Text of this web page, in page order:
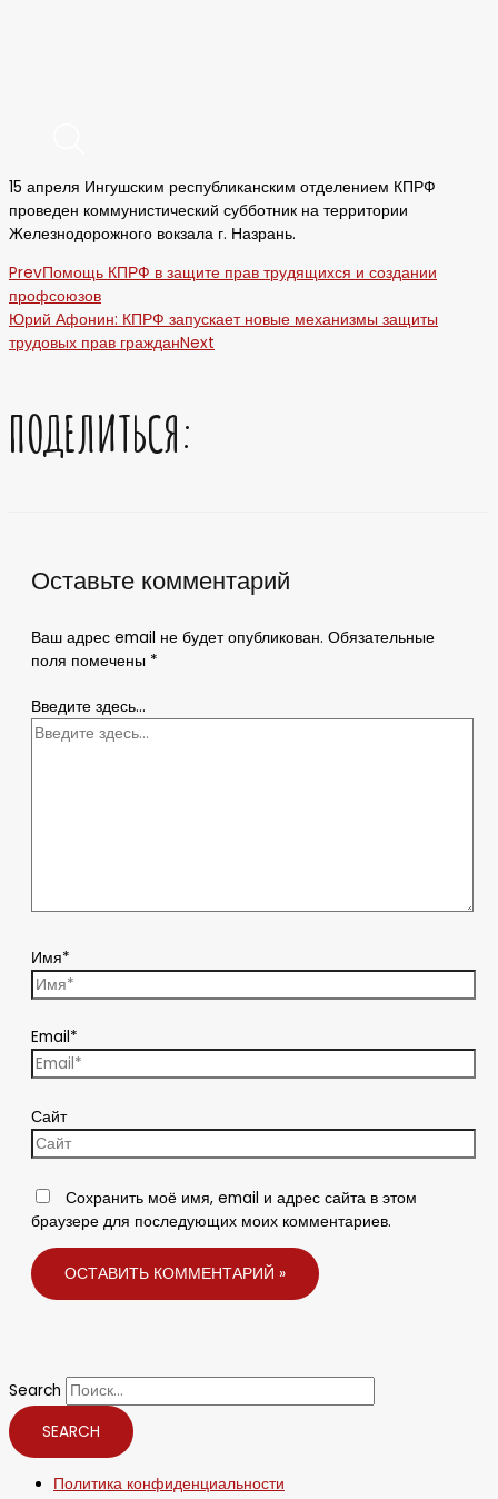
15 апреля Ингушским республиканским отделением КПРФ
проведен коммунистический субботник на территории
Железнодорожного вокзала г. Назрань.
PrevПомощь КПРФ в защите прав трудящихся и создании
профсоюзов
Юрий Афонин: КПРФ запускает новые механизмы защиты
трудовых прав гражданNext
ПОДЕЛИТЬСЯ:
Оставьте комментарий
Ваш адрес email не будет опубликован. Обязательные
поля помечены *
Введите здесь...
Имя*
Email*
Сайт
Сохранить моё имя, email и адрес сайта в этом
браузере для последующих моих комментариев.
Search
SEARCH
Политика конфиденциальности